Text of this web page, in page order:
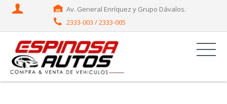
Av. General Enríquez y Grupo Dávalos.
2333-003 / 2333-005